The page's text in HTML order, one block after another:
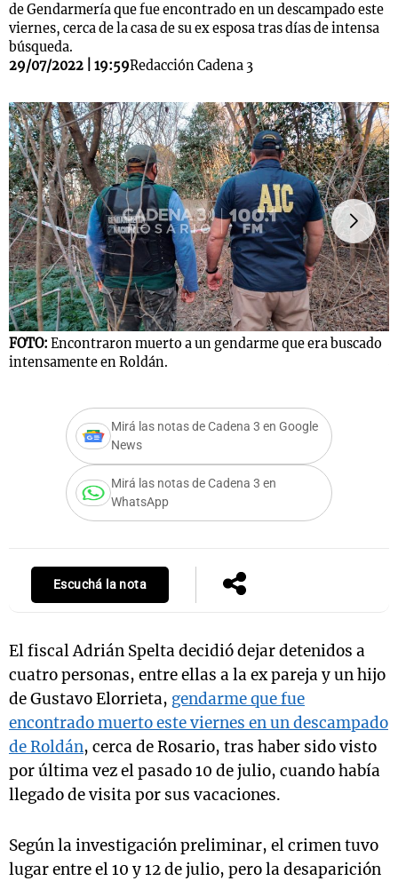
de Gendarmería que fue encontrado en un descampado este
viernes, cerca de la casa de su ex esposa tras días de intensa
búsqueda.
29/07/2022 | 19:59Redacción Cadena 3
FOTO: Encontraron muerto a un gendarme que era buscado
intensamente en Roldán.
Mirá las notas de Cadena 3 en Google
News
Mirá las notas de Cadena 3 en
WhatsApp
Escuchá la nota
El fiscal Adrián Spelta decidió dejar detenidos a
cuatro personas, entre ellas a la ex pareja y un hijo
de Gustavo Elorrieta, gendarme que fue
encontrado muerto este viernes en un descampado
de Roldán, cerca de Rosario, tras haber sido visto
por última vez el pasado 10 de julio, cuando había
llegado de visita por sus vacaciones.
Según la investigación preliminar, el crimen tuvo
lugar entre el 10 y 12 de julio, pero la desaparición
Notas
Mundial 2026
La Sole en
Cadena 3